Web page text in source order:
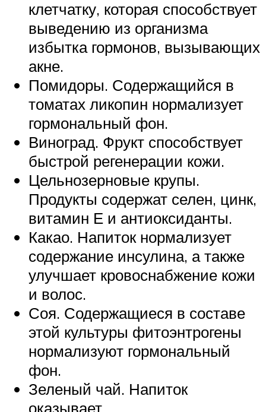
клетчатку, которая способствует
выведению из организма
избытка гормонов, вызывающих
акне.
Помидоры. Содержащийся в
томатах ликопин нормализует
гормональный фон.
Виноград. Фрукт способствует
быстрой регенерации кожи.
Цельнозерновые крупы.
Продукты содержат селен, цинк,
витамин Е и антиоксиданты.
Какао. Напиток нормализует
содержание инсулина, а также
улучшает кровоснабжение кожи
и волос.
Соя. Содержащиеся в составе
этой культуры фитоэнтрогены
нормализуют гормональный
фон.
Зеленый чай. Напиток
оказывает